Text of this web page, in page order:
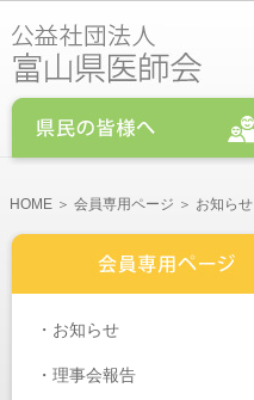
HOME ＞ 会員専用ページ ＞ お知らせ
・ お知らせ
・ 理事会報告